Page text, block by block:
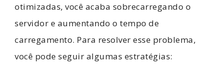
otimizadas, você acaba sobrecarregando o
servidor e aumentando o tempo de
carregamento. Para resolver esse problema,
você pode seguir algumas estratégias: